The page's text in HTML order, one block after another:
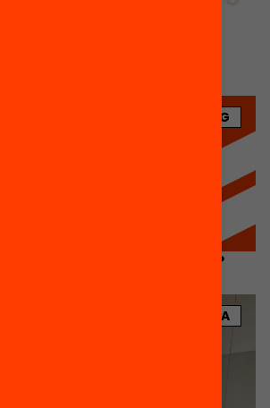
Anuari de l’Educació a
BLOG
no recupera els resultats?
NOTÍCIA